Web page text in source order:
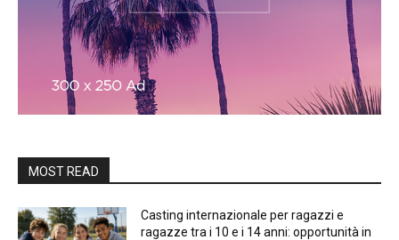
MOST READ
Casting internazionale per ragazzi e
ragazze tra i 10 e i 14 anni: opportunità in